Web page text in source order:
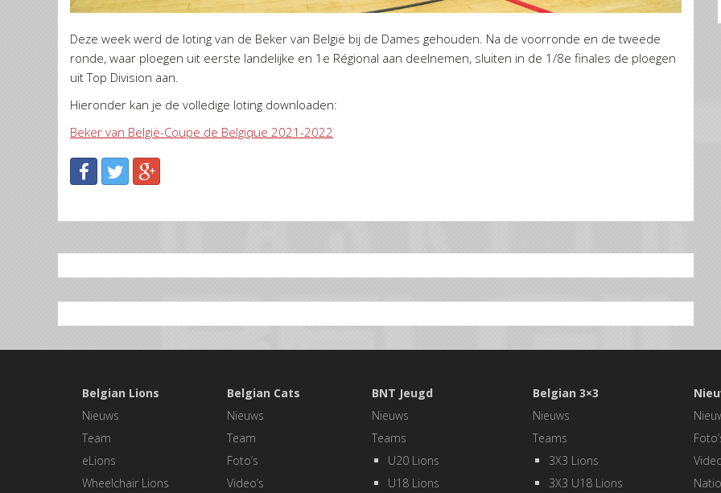
Deze week werd de loting van de Beker van België bij de Dames gehouden. Na de voorronde en de tweede
ronde, waar ploegen uit eerste landelijke en 1e Régional aan deelnemen, sluiten in de 1/8e finales de ploegen
uit Top Division aan.
Hieronder kan je de volledige loting downloaden:
Beker van België-Coupe de Belgique 2021-2022
Belgian Lions
Nieuws
Team
eLions
Wheelchair Lions
Belgian Cats
Nieuws
Team
Foto’s
Video’s
BNT Jeugd
Nieuws
Teams
U20 Lions
U18 Lions
Belgian 3×3
Nieuws
Teams
3X3 Lions
3X3 U18 Lions